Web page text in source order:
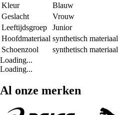
Kleur
Blauw
Geslacht
Vrouw
Leeftijdsgroep
Junior
Hoofdmateriaal synthetisch materiaal
Schoenzool
synthetisch materiaal
Loading...
Loading...
Al onze merken